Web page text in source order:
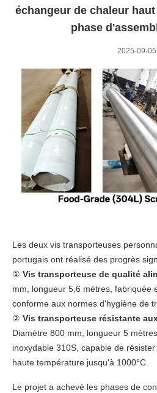
échangeur de chaleur
phase
2025-09-05
Les deux vis transporteuses
portugais ont réalisé des progrès
① Vis transporteuse de qualité
mm, longueur 5,6 mètres, fabriquée
conforme aux normes d'hygiène de
② Vis transporteuse résistante
Diamètre 800 mm, longueur 5
inoxydable 310S, capable de
haute température jusqu'à 1000°C.
Le projet a achevé les phases de